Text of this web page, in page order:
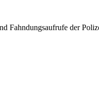
Fahndungsaufrufe der